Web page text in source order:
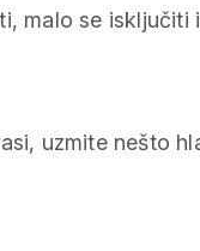
malo se
uzmite nešto